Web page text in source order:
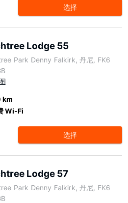
选择
Lodge 55
Park Denny Falkirk, 丹尼, FK6
km
Wi-Fi
选择
Lodge 57
Park Denny Falkirk, 丹尼, FK6